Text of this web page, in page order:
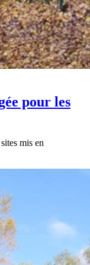
pour les
mis en